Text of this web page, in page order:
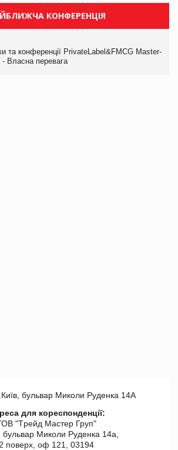
КОНФЕРЕНЦІЯ
та конференції PrivateLabel&FMCG Master-
Власна перевага
бульвар Миколи Руденка 14А
для кореспонденції:
"Tрейд Мастер Груп"
бульвар Миколи Руденка 14а,
2 поверх, оф 121, 03194